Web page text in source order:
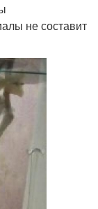
не составит